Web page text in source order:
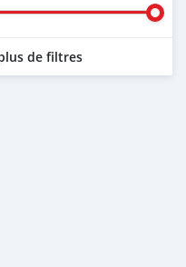
de filtres